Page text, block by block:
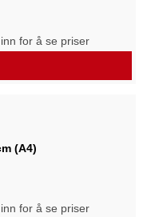
for å se priser
(A4)
for å se priser